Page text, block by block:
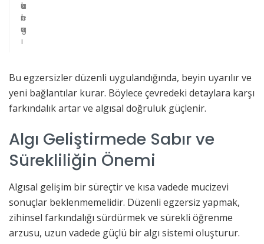
u
n
u
k
e
z
a
l
g
ı
Bu egzersizler düzenli uygulandığında, beyin uyarılır ve
yeni bağlantılar kurar. Böylece çevredeki detaylara karşı
farkındalık artar ve algısal doğruluk güçlenir.
Algı Geliştirmede Sabır ve
Sürekliliğin Önemi
Algısal gelişim bir süreçtir ve kısa vadede mucizevi
sonuçlar beklenmemelidir. Düzenli egzersiz yapmak,
zihinsel farkındalığı sürdürmek ve sürekli öğrenme
arzusu, uzun vadede güçlü bir algı sistemi oluşturur.